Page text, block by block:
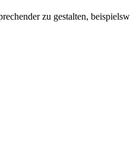
zu gestalten,